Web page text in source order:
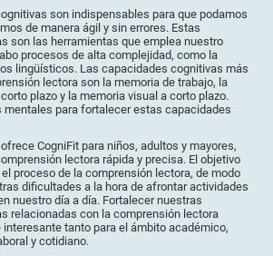
son indispensables para que podamos
de manera ágil y sin errores. Estas
son las herramientas que emplea nuestro
procesos de alta complejidad, como la
lingüísticos. Las capacidades cognitivas más
lectora son la memoria de trabajo, la
plazo y la memoria visual a corto plazo.
mentales para fortalecer estas capacidades
CogniFit para niños, adultos y mayores,
lectora rápida y precisa. El objetivo
proceso de la comprensión lectora, de modo
dificultades a la hora de afrontar actividades
nuestro día a día. Fortalecer nuestras
relacionadas con la comprensión lectora
tanto para el ámbito académico,
y cotidiano.